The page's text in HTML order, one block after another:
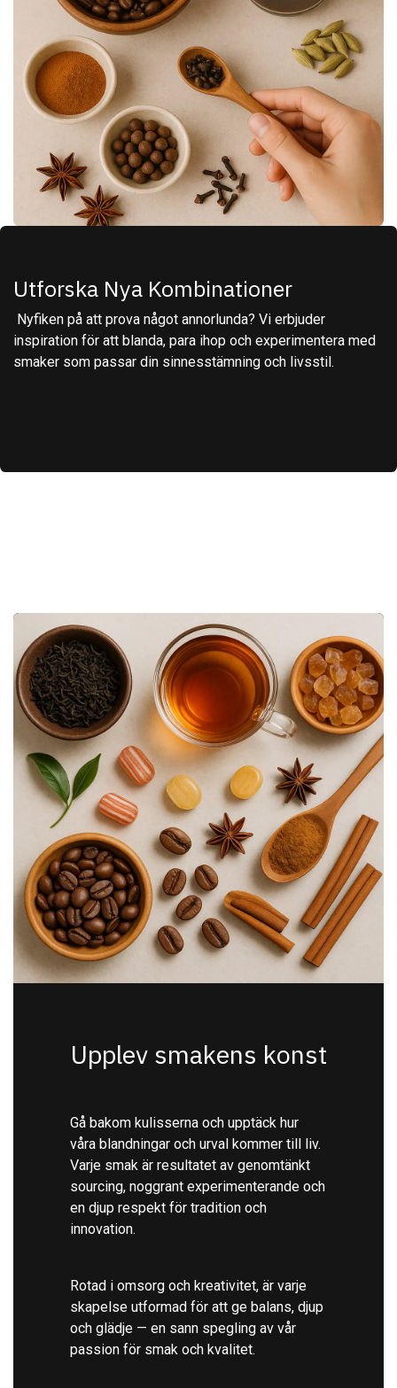
Utforska Nya Kombinationer
Nyfiken på att prova något annorlunda? Vi erbjuder
inspiration för att blanda, para ihop och experimentera med
smaker som passar din sinnesstämning och livsstil.
Upplev smakens konst
Gå bakom kulisserna och upptäck hur
våra blandningar och urval kommer till liv.
Varje smak är resultatet av genomtänkt
sourcing, noggrant experimenterande och
en djup respekt för tradition och
innovation.
Rotad i omsorg och kreativitet, är varje
skapelse utformad för att ge balans, djup
och glädje — en sann spegling av vår
passion för smak och kvalitet.